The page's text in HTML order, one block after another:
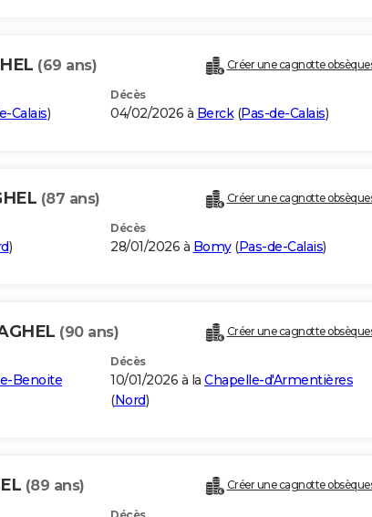
(69 ans) Créer une cagnotte
Calais)
Décès
04/02/2026 à Berck(Pas-de-Calais)
(87 ans) Créer une cagnotte
)
Décès
28/01/2026 à Bomy(Pas-de-Calais)
(90 ans) Créer une cagnotte
Benoite
Décès
10/01/2026 à la Chapelle-d'Armentières
(Nord)
(89 ans) Créer une cagnotte